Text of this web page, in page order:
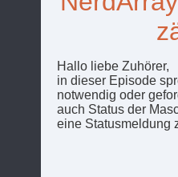
Hallo liebe Zuhörer,
in dieser Episode
notwendig oder
auch Status der
eine Statusmeldung